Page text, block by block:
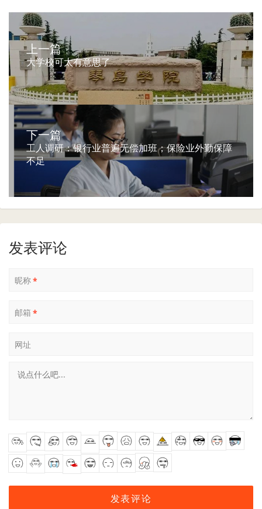
上一篇
大学校可太有意思了
下一篇
工人调研：银行业普遍无偿加班；保险业外勤保障
不足
发表评论
昵称*
邮箱 *
网址